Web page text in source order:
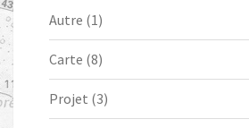
Autre (1)
Carte (8)
Projet (3)